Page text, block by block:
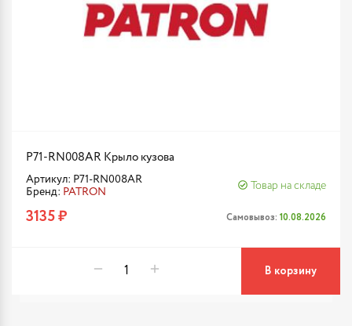
P71-RN008AR Крыло кузова
Артикул: P71-RN008AR
Бренд: PATRON
Товар на складе
3135 ₽ Самовывоз: 10.08.2026
В корзину